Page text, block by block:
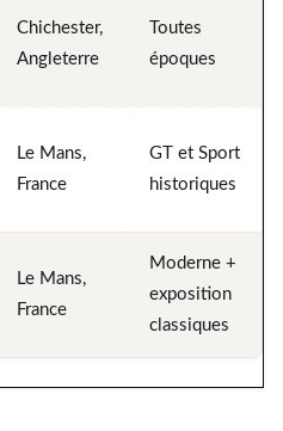
Chichester,
Angleterre
Toutes
époques
Le Mans,
France
GT et Sport
historiques
Le Mans,
France
Moderne +
exposition
classiques